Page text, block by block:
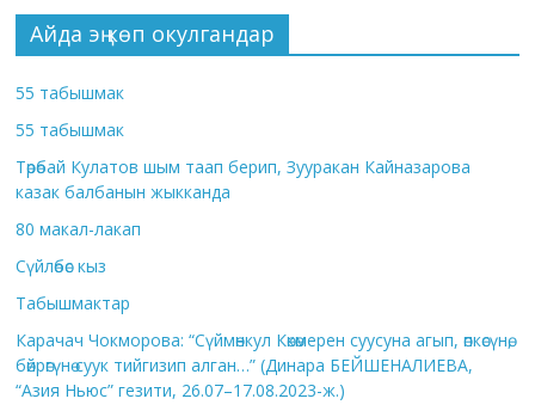
Айда эң көп окулгандар
55 табышмак
55 табышмак
Төрөбай Кулатов шым таап берип, Зууракан Кайназарова
казак балбанын жыкканда
80 макал-лакап
Сүйлөбөс кыз
Табышмактар
Карачач Чокморова: “Сүймөнкул Көкөмерен суусуна агып, өпкөсүнө,
бөйрөгүнө суук тийгизип алган…” (Динара БЕЙШЕНАЛИЕВА,
“Азия Ньюс” гезити, 26.07–17.08.2023-ж.)